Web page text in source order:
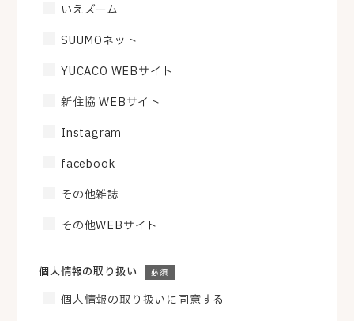
いえズーム
SUUMOネット
YUCACO WEBサイト
新住協 WEBサイト
Instagram
facebook
その他雑誌
その他WEBサイト
個人情報の取り扱い 必須
個人情報の取り扱いに同意する